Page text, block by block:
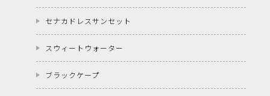
セナカドレスサンセット
スウィートウォーター
ブラックケープ